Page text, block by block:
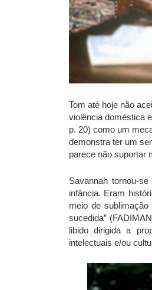
Tom até hoje não
violência doméstica
p. 20) como um
demonstra ter um
parece não suportar
Savannah tornou-
infância. Eram
meio de
sucedida”
libido dirigida a
intelectuais e/ou